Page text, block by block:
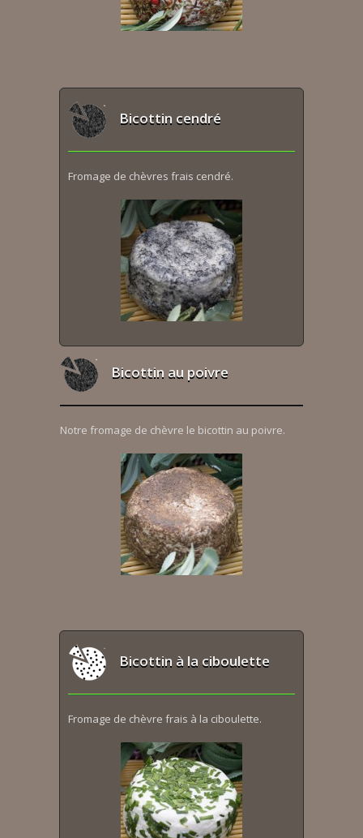
Bicottin cendré
Fromage de chèvres frais cendré.
Bicottin au poivre
Notre fromage de chèvre le bicottin au poivre.
Bicottin à la ciboulette
Fromage de chèvre frais à la ciboulette.